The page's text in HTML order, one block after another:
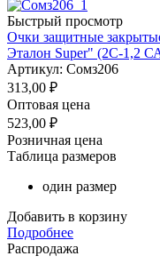
Быстрый просмотр
Очки защитные
Эталон Super" (2C-1,2
Артикул: Сомз206
313,00 ₽
Оптовая цена
523,00 ₽
Розничная цена
Таблица размеров
один размер
Добавить в корзину
Подробнее
Распродажа